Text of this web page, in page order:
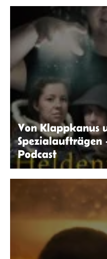
Von Klappkanus
Spezialaufträgen
Podcast